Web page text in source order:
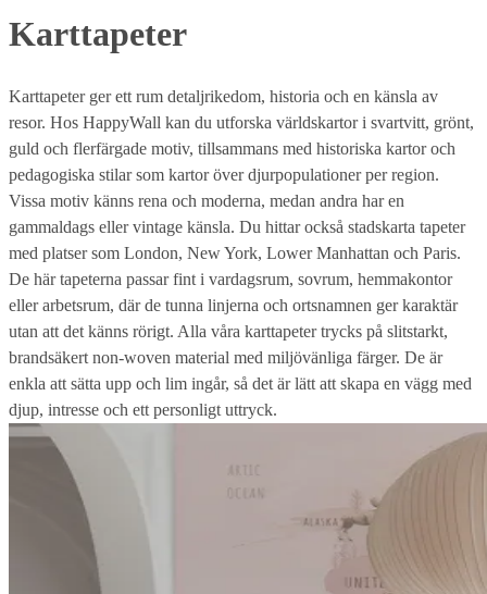
Karttapeter
Karttapeter ger ett rum detaljrikedom, historia och en känsla av
resor. Hos HappyWall kan du utforska världskartor i svartvitt, grönt,
guld och flerfärgade motiv, tillsammans med historiska kartor och
pedagogiska stilar som kartor över djurpopulationer per region.
Vissa motiv känns rena och moderna, medan andra har en
gammaldags eller vintage känsla. Du hittar också stadskarta tapeter
med platser som London, New York, Lower Manhattan och Paris.
De här tapeterna passar fint i vardagsrum, sovrum, hemmakontor
eller arbetsrum, där de tunna linjerna och ortsnamnen ger karaktär
utan att det känns rörigt. Alla våra karttapeter trycks på slitstarkt,
brandsäkert non-woven material med miljövänliga färger. De är
enkla att sätta upp och lim ingår, så det är lätt att skapa en vägg med
djup, intresse och ett personligt uttryck.